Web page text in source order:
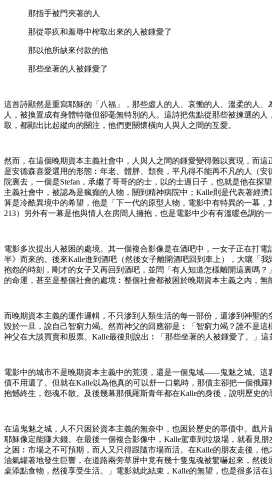
那指手被門夾著的人
那從罪疚和羞辱中榨取出來的人被鍾愛了
那以他所缺來付款的他
那些坐著的人被鍾愛了
這首詩顯然是重寫耶穌的「八福」，那些虛人的人、哀慟的人、溫柔的人
人，被換置成有身體特徵但卻毫無特別的人。這詩把焦點從那些被揀選的
取，都顯出比起縱向的關注，他們更關懷橫向人與人之間的互愛。
然而，在這個晚期資本主義社會中，人與人之間的鍾愛變得難以實現，而
是安德森喜愛選用的形態︰年老、體胖、頹喪，平凡得不能再不凡的人（
院裏去，一個是Stefan，承繼了哥哥的的士，以的士過日子，也就是他在探
主義社會中，被認為是瘋癲的人物，關到精神病院中；Kalle則是代表著經
算是冷酷異境中的希望，他是「下一代的原型人物，電影中有特異的一幕
213）另外有一幕是他與情人在房間人擁抱，也是電影中少有有溫暖色調的一
電影多次提出人被困的處境。其一個複合影像是在酒吧中，一女子正在打
半》而來的。後來Kalle進到酒吧（然後女子離開酒吧回到車上），大嚷「
抱怨的時刻，剛才的女子又再回到酒吧，並問「有人知道怎樣離開這裏嗎
的命運，甚至是整個社會的處境︰整個社會都被困於晚期資本主義之內，無
而晚期資本主義的運作邏輯，不只滲到人類生活的每一部份，還滲到神聖
毀於一旦，說自己智窮力竭。然而神父的回應卻是︰「智窮力竭？誰不是
神父在大談買賣和股票。Kalle最後則說出︰「那些坐著的人被鍾愛了。」
電影中的城市不是晚期資本主義中的荒漠，還是一個鬼域——鬼魅之城。這
債不用還了。但就在Kalle以為他真的可以舒一口氣時，那債主卻把一個俄
抱憾終生，怨魂不散。及後幾幕那俄羅斯青年都在Kalle的身後，說明歷史
在這鬼魅之城，人不只困於資本主義的無奈中，也困於歷史的罪債中。戲
耶穌像定能賺大錢。在最後一個複合影像中，Kalle駕車到垃圾場，就看見
之困︰市場之不可預期，而人又只得跟隨市場而活。在Kalle的朋友走後，
油氣罐著地發生巨響，在道路兩旁草屏中竟有幾十隻鬼魂被驚嚇起來，然
桌添點食物，然後享受生活。」電影就此結束，Kalle的無望，也是很多活